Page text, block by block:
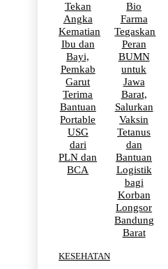
Tekan
Angka
Kematian
Ibu dan
Bayi,
Pemkab
Garut
Terima
Bantuan
Portable
USG
dari
PLN dan
BCA
Bio
Farma
Tegaskan
Peran
BUMN
untuk
Jawa
Barat,
Salurkan
Vaksin
Tetanus
dan
Bantuan
Logistik
bagi
Korban
Longsor
Bandung
Barat
KESEHATAN